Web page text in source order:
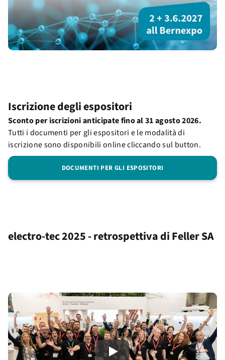
Iscrizione degli espositori
Sconto per iscrizioni anticipate fino al 31 agosto 2026.
Tutti i documenti per gli espositori e le modalità di
iscrizione sono disponibili online cliccando sul button.
DOCUMENTI PER GLI ESPOSITORI
electro-tec 2025 - retrospettiva di Feller SA
Play